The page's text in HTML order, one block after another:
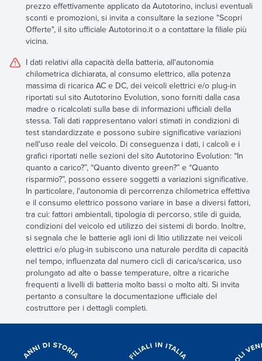
prezzo effettivamente applicato da Autotorino, inclusi eventuali
sconti e promozioni, si invita a consultare la sezione "Scopri
Offerte", il sito ufficiale Autotorino.it o a contattare la filiale più
vicina.
I dati relativi alla capacità della batteria, all'autonomia
chilometrica dichiarata, al consumo elettrico, alla potenza
massima di ricarica AC e DC, dei veicoli elettrici e/o plug-in
riportati sul sito Autotorino Evolution, sono forniti dalla casa
madre o ricalcolati sulla base di informazioni ufficiali della
stessa. Tali dati rappresentano valori stimati in condizioni di
test standardizzate e possono subire significative variazioni
nell'uso reale del veicolo. Di conseguenza i dati, i calcoli e i
grafici riportati nelle sezioni del sito Autotorino Evolution: “In
quanto a carico?”, “Quanto divento green?” e “Quanto
risparmio?”, possono essere soggetti a variazioni significative.
In particolare, l'autonomia di percorrenza chilometrica effettiva
e il consumo elettrico possono variare in base a diversi fattori,
tra cui: fattori ambientali, tipologia di percorso, stile di guida,
condizioni del veicolo ed utilizzo dei sistemi di bordo. Inoltre,
si segnala che le batterie agli ioni di litio utilizzate nei veicoli
elettrici e/o plug-in subiscono una naturale perdita di capacità
nel tempo, influenzata dal numero cicli di carica/scarica, uso
prolungato ad alte o basse temperature, oltre a ricariche
frequenti a livelli di batteria molto bassi o molto alti. Si invita
pertanto a consultare la documentazione ufficiale del
costruttore per i dettagli completi.